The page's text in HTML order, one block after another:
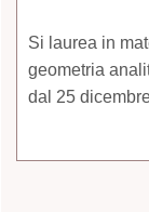
Si laurea in
geometria
dal 25